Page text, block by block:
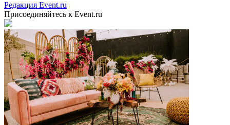
Редакция Event.ru
Присоединяйтесь к Event.ru